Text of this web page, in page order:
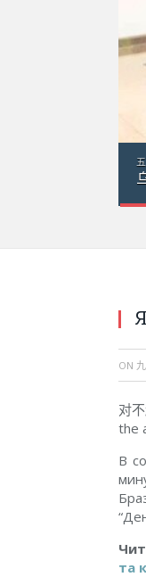
乌克兰惊艳亮
ON
对
the
В
та